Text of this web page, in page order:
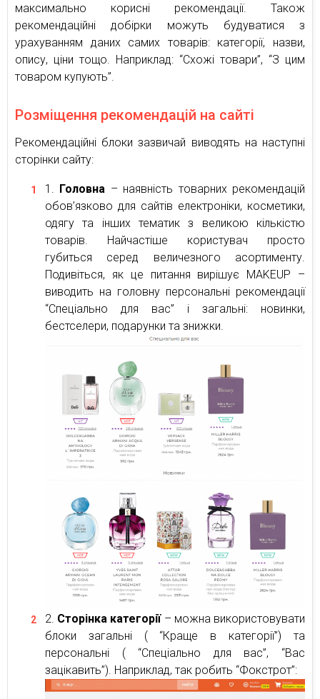
максимально корисні рекомендації. Також
рекомендаційні добірки можуть будуватися з
урахуванням даних самих товарів: категорії, назви,
опису, ціни тощо. Наприклад: “Схожі товари”, “З цим
товаром купують”.
Розміщення рекомендацій на сайті
Рекомендаційні блоки зазвичай виводять на наступні
сторінки сайту:
Головна – наявність товарних рекомендацій
обов’язково для сайтів електроніки, косметики,
одягу та інших тематик з великою кількістю
товарів. Найчастіше користувач просто
губиться серед величезного асортименту.
Подивіться, як це питання вирішує MAKEUP –
виводить на головну персональні рекомендації
“Спеціально для вас” і загальні: новинки,
бестселери, подарунки та знижки.
Сторінка категорії– можна використовувати
блоки загальні ( “Краще в категорії”) та
персональні ( “Спеціально для вас”, “Вас
зацікавить”). Наприклад, так робить “Фокстрот”: